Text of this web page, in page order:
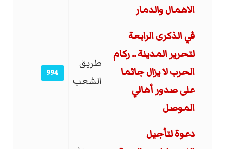
الاهمال والدمار
في الذكرى الرابعة
لتحرير المدينة .. ركام
الحرب لا يزال جاثما
على صدور أهالي
الموصل
طريق
الشعب
994
دعوة لتأجيل